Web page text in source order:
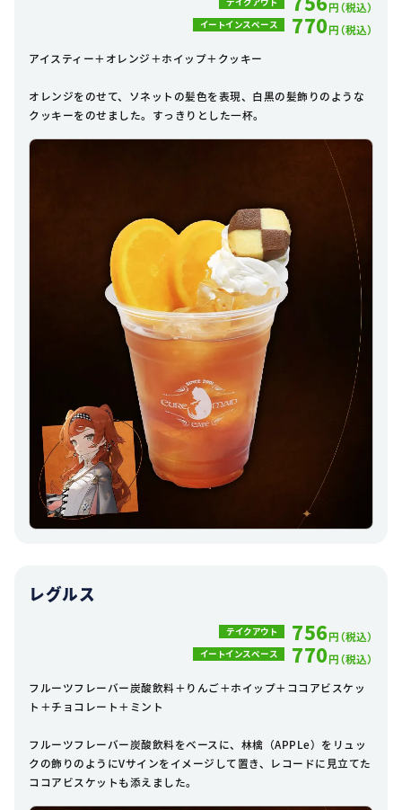
円（税込）
イートインスペース 770円（税込）
アイスティー＋オレンジ＋ホイップ＋クッキー
オレンジをのせて、ソネットの髪色を表現、白黒の髪飾りのような
クッキーをのせました。すっきりとした一杯。
レグルス
テイクアウト 756円（税込）
イートインスペース 770円（税込）
フルーツフレーバー炭酸飲料＋りんご＋ホイップ＋ココアビスケッ
ト＋チョコレート＋ミント
フルーツフレーバー炭酸飲料をベースに、林檎（APPLe）をリュッ
クの飾りのようにVサインをイメージして置き、レコードに見立てた
ココアビスケットも添えました。